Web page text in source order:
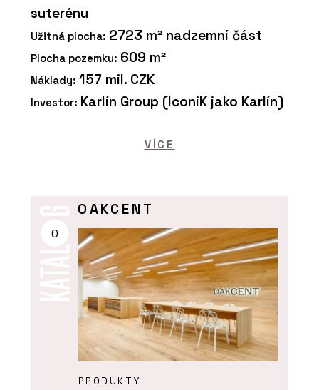
suterénu
Užitná plocha: 2723 m² nadzemní část
Plocha pozemku: 609 m²
Náklady: 157 mil. CZK
Investor: Karlín Group (IconiK jako Karlín)
VÍCE
O
OAKCENT
PRODUKTY